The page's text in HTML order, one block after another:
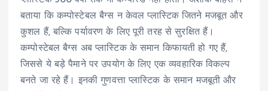
बताया कि कम्पोस्टेबल बैग्स न केवल प्लास्टिक जितने मजबूत और
कुशल हैं, बल्कि पर्यावरण के लिए पूरी तरह से सुरक्षित हैं।
कम्पोस्टेबल बैग्स अब प्लास्टिक के समान किफायती हो गए हैं,
जिससे ये बड़े पैमाने पर उपयोग के लिए एक व्यवहारिक विकल्प
बनते जा रहे हैं। इनकी गुणवत्ता प्लास्टिक के समान मजबूती और